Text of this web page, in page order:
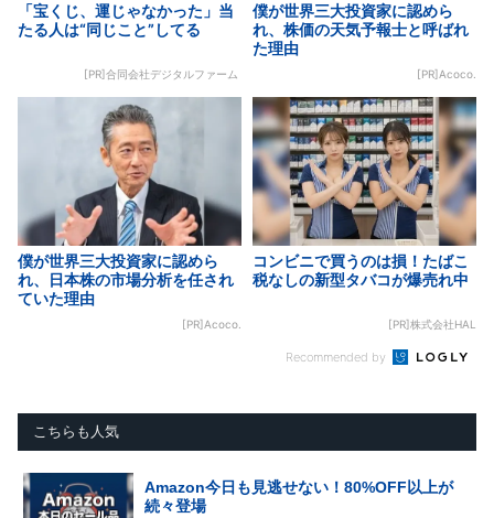
「宝くじ、運じゃなかった」当
たる人は“同じこと”してる
[PR]合同会社デジタルファーム
僕が世界三大投資家に認めら
れ、株価の天気予報士と呼ばれ
た理由
[PR]Acoco.
僕が世界三大投資家に認めら
れ、日本株の市場分析を任され
ていた理由
[PR]Acoco.
コンビニで買うのは損！たばこ
税なしの新型タバコが爆売れ中
[PR]株式会社HAL
Recommended by
こちらも人気
Amazon今日も見逃せない！80%OFF以上が
続々登場